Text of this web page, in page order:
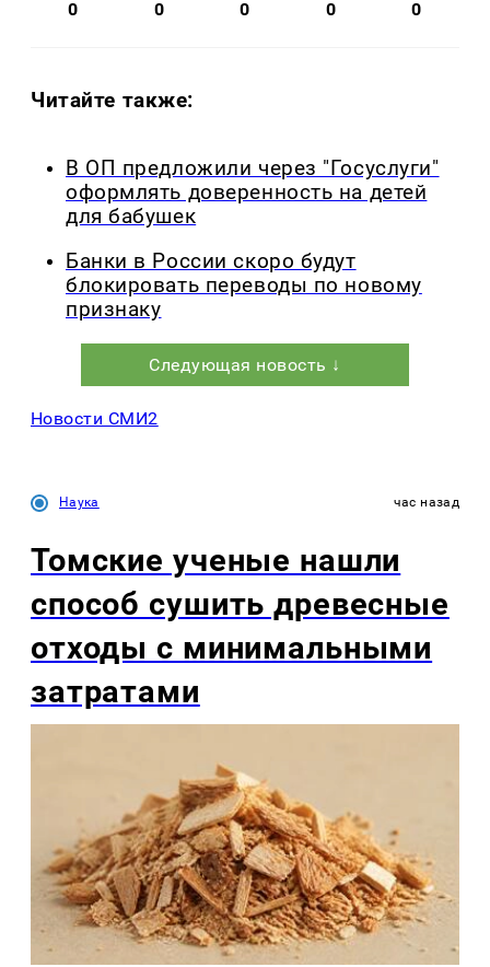
0 0 0 0 0
Читайте также:
В ОП предложили через "Госуслуги"
оформлять доверенность на детей
для бабушек
Банки в России скоро будут
блокировать переводы по новому
признаку
Следующая новость ↓
Новости СМИ2
Наука час назад
Томские ученые нашли
способ сушить древесные
отходы с минимальными
затратами